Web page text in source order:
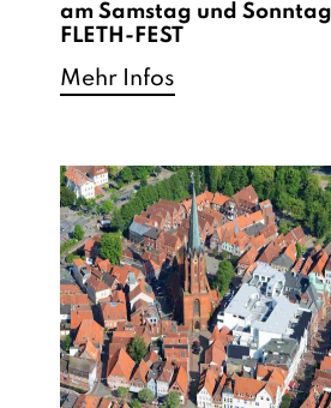
am Samstag und
FLETH-FEST
Mehr Infos